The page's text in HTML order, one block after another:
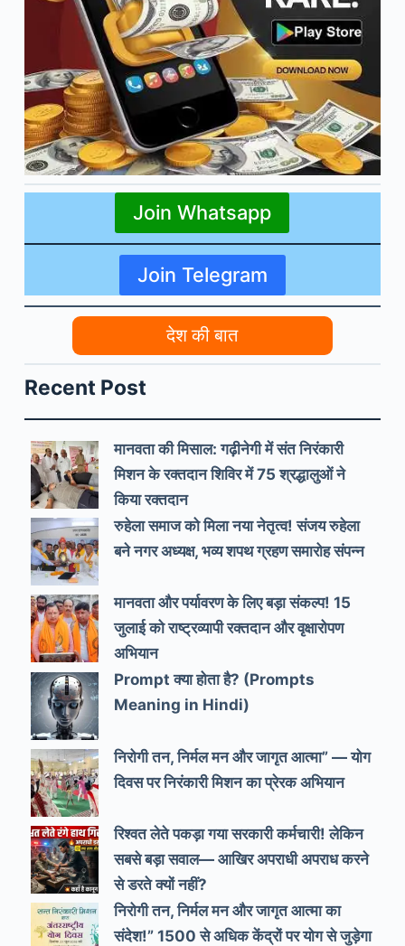
Join Whatsapp
Join Telegram
देश की बात
Recent Post
मानवता की मिसाल: गढ़ीनेगी में संत निरंकारी
मिशन के रक्तदान शिविर में 75 श्रद्धालुओं ने
किया रक्तदान
रुहेला समाज को मिला नया नेतृत्व! संजय रुहेला
बने नगर अध्यक्ष, भव्य शपथ ग्रहण समारोह संपन्न
मानवता और पर्यावरण के लिए बड़ा संकल्प! 15
जुलाई को राष्ट्रव्यापी रक्तदान और वृक्षारोपण
अभियान
Prompt क्या होता है? (Prompts
Meaning in Hindi)
निरोगी तन, निर्मल मन और जागृत आत्मा” — योग
दिवस पर निरंकारी मिशन का प्रेरक अभियान
रिश्वत लेते पकड़ा गया सरकारी कर्मचारी! लेकिन
सबसे बड़ा सवाल— आखिर अपराधी अपराध करने
से डरते क्यों नहीं?
निरोगी तन, निर्मल मन और जागृत आत्मा का
संदेश!” 1500 से अधिक केंद्रों पर योग से जुड़ेगा